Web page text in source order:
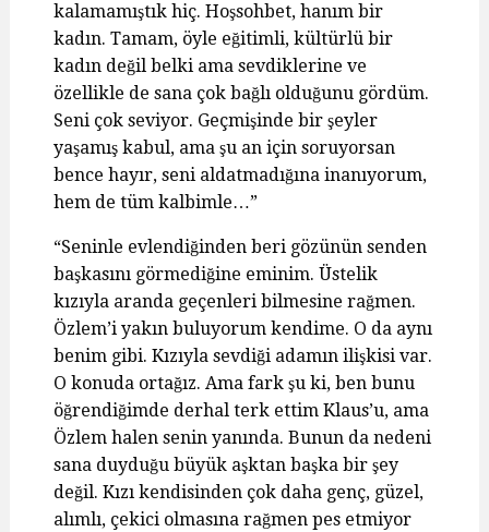
kalamamıştık hiç. Hoşsohbet, hanım bir
kadın. Tamam, öyle eğitimli, kültürlü bir
kadın değil belki ama sevdiklerine ve
özellikle de sana çok bağlı olduğunu gördüm.
Seni çok seviyor. Geçmişinde bir şeyler
yaşamış kabul, ama şu an için soruyorsan
bence hayır, seni aldatmadığına inanıyorum,
hem de tüm kalbimle…”
“Seninle evlendiğinden beri gözünün senden
başkasını görmediğine eminim. Üstelik
kızıyla aranda geçenleri bilmesine rağmen.
Özlem’i yakın buluyorum kendime. O da aynı
benim gibi. Kızıyla sevdiği adamın ilişkisi var.
O konuda ortağız. Ama fark şu ki, ben bunu
öğrendiğimde derhal terk ettim Klaus’u, ama
Özlem halen senin yanında. Bunun da nedeni
sana duyduğu büyük aşktan başka bir şey
değil. Kızı kendisinden çok daha genç, güzel,
alımlı, çekici olmasına rağmen pes etmiyor